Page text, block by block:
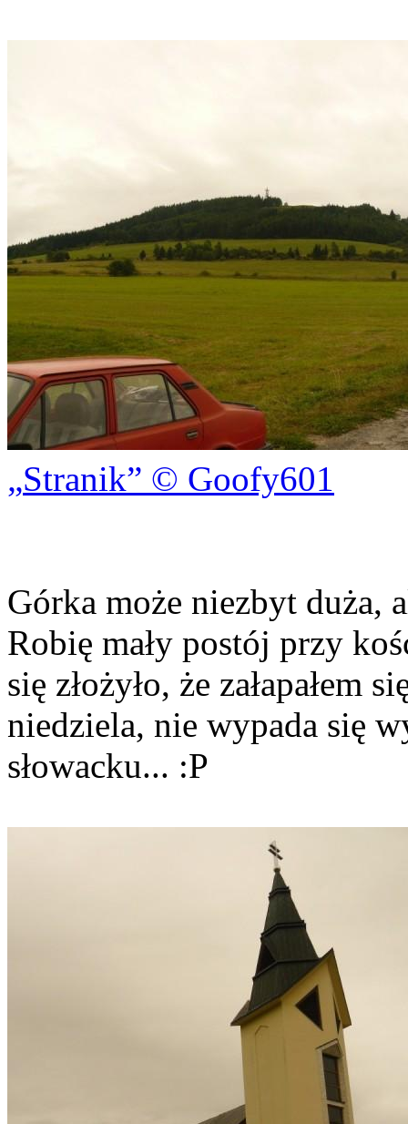
Stranik © Goofy601
Górka może niezbyt duża,
Robię mały postój przy
się złożyło, że załapałem
niedziela, nie wypada się
słowacku... :P